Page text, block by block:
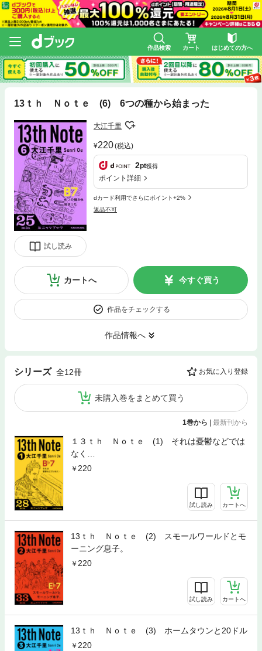
作品検索 カート はじめての方へ
13ｔｈ Ｎｏｔｅ (6) 6つの種から始まった
試し読み
大江千里
220(税込)
2pt獲得
ポイント詳細
dカード利用でさらにポイント+2%
返品不可
カートへ 今すぐ買う
作品をチェックする
作品情報へ
シリーズ 全12冊 お気に入り登録
未購入巻をまとめて買う
1巻から 最新刊から
１３ｔｈ Ｎｏｔｅ (1) それは憂鬱などでは
なく…
220
試し読み カートへ
13ｔｈ Ｎｏｔｅ (2) スモールワールドとモ
ーニング息子。
220
試し読み カートへ
13ｔｈ Ｎｏｔｅ (3) ホームタウンと20ドル
220